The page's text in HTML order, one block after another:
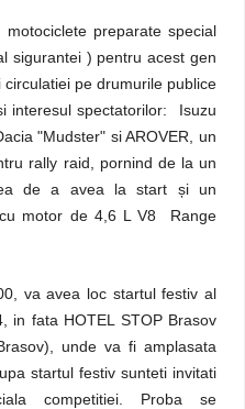
preparate special
sigurantei ) pentru acest gen
pe drumurile publice
interesul spectatorilor: Isuzu
"Mudster" si AROVER, un
rally raid, pornind de la un
de a avea la start și un
motor de 4,6 L V8 Range
va avea loc startul festiv al
in fata HOTEL STOP Brasov
unde va fi amplasata
startul festiv sunteti invitati
competitiei. Proba se